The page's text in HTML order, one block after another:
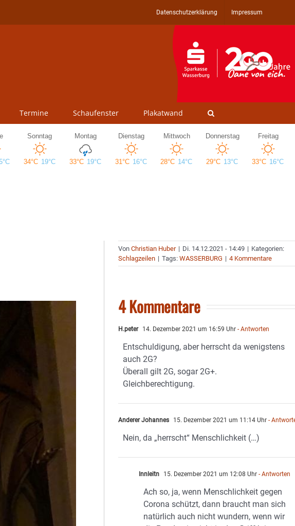
Datenschutzerklärung Impressum
Termine Schaufenster Plakatwand
VonChristian Huber | Di. 14.12.2021 - 14:49 | Kategorien:
Schlagzeilen | Tags:WASSERBURG | 4 Kommentare
4 Kommentare
H.peter 14. Dezember 2021 um 16:59 Uhr - Antworten
Entschuldigung, aber herrscht da wenigstens
auch 2G?
Überall gilt 2G, sogar 2G+.
Gleichberechtigung.
Anderer Johannes 15. Dezember 2021 um 11:14 Uhr -
Nein, da „herrscht“ Menschlichkeit (…)
Innleitn 15. Dezember 2021 um 12:08 Uhr - Antworten
Ach so, ja, wenn Menschlichkeit gegen
Corona schützt, dann braucht man sich
natürlich auch nicht wundern, wenn wir